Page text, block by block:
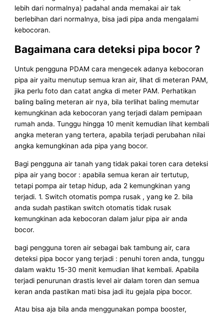
lebih dari normalnya) padahal anda memakai air tak
berlebihan dari normalnya, bisa jadi pipa anda mengalami
kebocoran.
Bagaimana cara deteksi pipa bocor ?
Untuk pengguna PDAM cara mengecek adanya kebocoran
pipa air yaitu menutup semua kran air, lihat di meteran PAM,
jika perlu foto dan catat angka di meter PAM. Perhatikan
baling baling meteran air nya, bila terlihat baling memutar
kemungkinan ada kebocoran yang terjadi dalam pemipaan
rumah anda. Tunggu hingga 10 menit kemudian lihat kembali
angka meteran yang tertera, apabila terjadi perubahan nilai
angka kemungkinan ada pipa yang bocor.
Bagi pengguna air tanah yang tidak pakai toren cara deteksi
pipa air yang bocor : apabila semua keran air tertutup,
tetapi pompa air tetap hidup, ada 2 kemungkinan yang
terjadi. 1. Switch otomatis pompa rusak , yang ke 2. bila
anda sudah pastikan switch otomatis tidak rusak
kemungkinan ada kebocoran dalam jalur pipa air anda
bocor.
bagi pengguna toren air sebagai bak tambung air, cara
deteksi pipa bocor yang terjadi : penuhi toren anda, tunggu
dalam waktu 15-30 menit kemudian lihat kembali. Apabila
terjadi penurunan drastis level air dalam toren dan semua
keran anda pastikan mati bisa jadi itu gejala pipa bocor.
Atau bisa aja bila anda menggunakan pompa booster,